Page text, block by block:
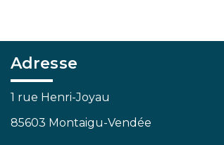
Adresse
1 rue Henri-Joyau
85603 Montaigu-Vendée